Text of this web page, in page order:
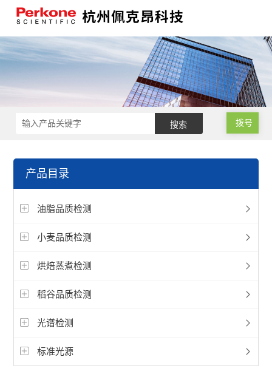
拨号
产品目录
油脂品质检测
小麦品质检测
烘焙蒸煮检测
稻谷品质检测
光谱检测
标准光源